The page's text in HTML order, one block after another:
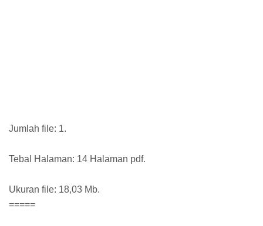
Jumlah file: 1.
Tebal Halaman: 14 Halaman pdf.
Ukuran file: 18,03 Mb.
=====